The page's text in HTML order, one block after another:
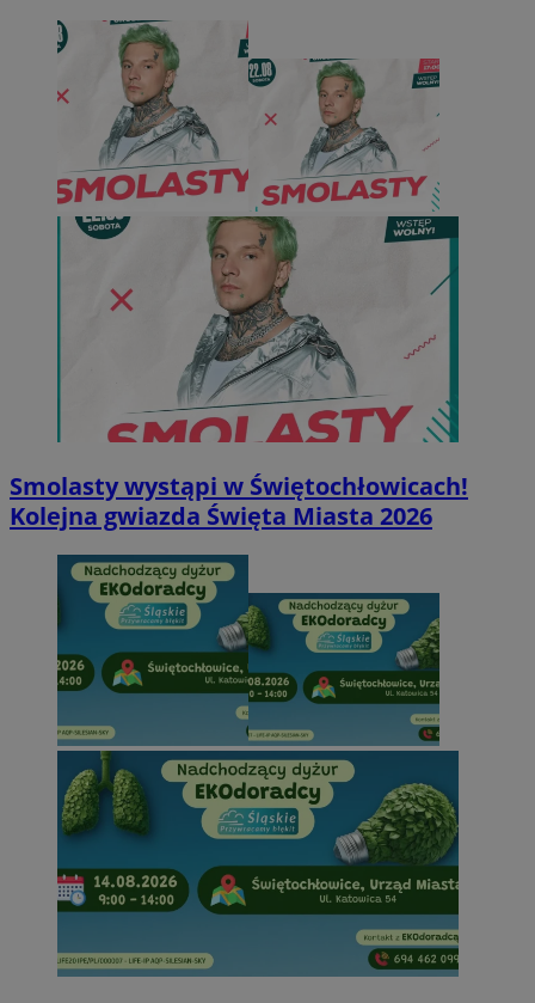
Smolasty wystąpi w Świętochłowicach!
Kolejna gwiazda Święta Miasta 2026